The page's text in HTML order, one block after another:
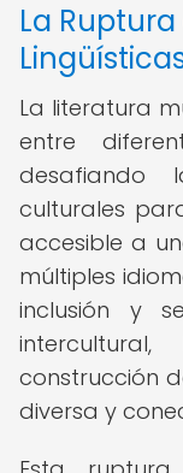
La
La literatura
entre
desafiando
culturales
accesible a
múltiples
inclusión y
construcción
diversa y